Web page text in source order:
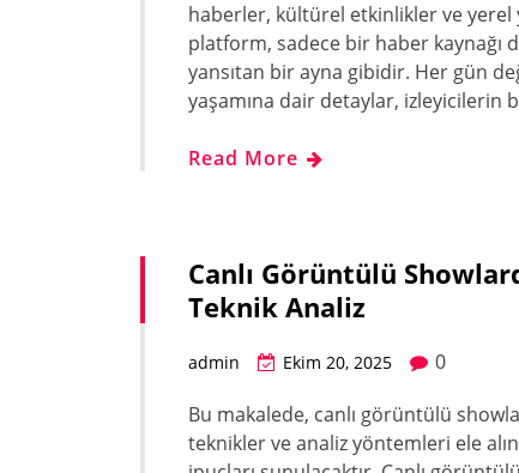
haberler, kültürel etkinlikler ve yerel
platform, sadece bir haber kaynağı
yansıtan bir ayna gibidir. Her gün
yaşamına dair detaylar, izleyicilerin
Read More
Canlı Görüntülü
Teknik Analiz
admin Ekim 20, 2025
0
Bu makalede, canlı görüntülü
teknikler ve analiz yöntemleri ele